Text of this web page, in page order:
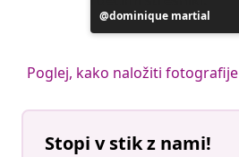
Objavo
je
dominique martial
Poglej, kako naložiti fotografije
Stopi v stik z nami!